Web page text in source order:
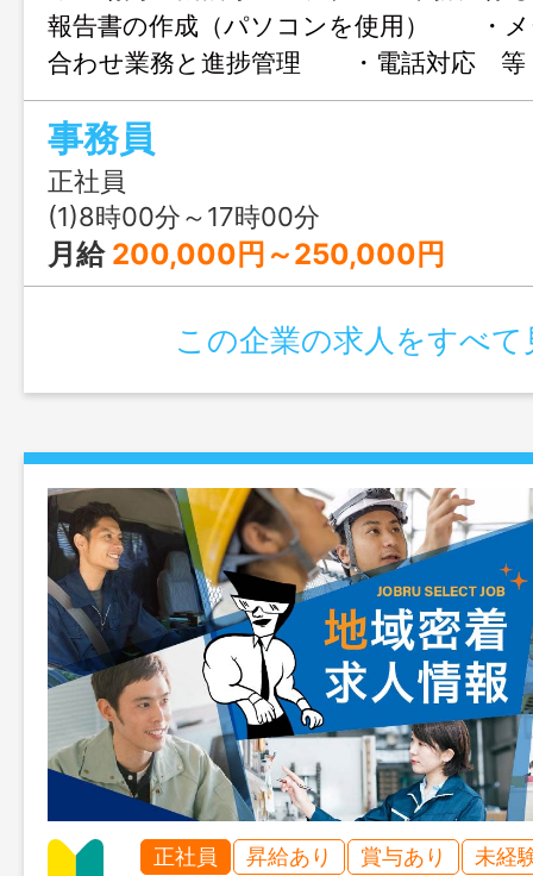
報告書の作成（パソコンを使用） ・メ
合わせ業務と進捗管理 ・電話対応
務 ・伝票・帳簿の記録等 ＊パソコ
（ワード、エクセル）可能な方 ＊現場
ん ＊男性活
「トライアル雇用併用求人」 変更範囲
事務員
正社員
(1)8時00分～17時00分
月給 200,000円～250,000円
この企業の求人をすべて
正社員 昇給あり 賞与あり 未経